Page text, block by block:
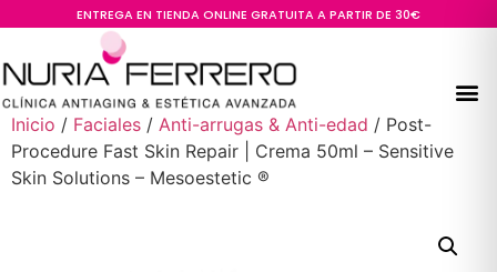
ENTREGA EN TIENDA ONLINE GRATUITA A PARTIR DE 30€
Inicio / Faciales / Anti-arrugas & Anti-edad / Post-
Procedure Fast Skin Repair | Crema 50ml – Sensitive
Skin Solutions – Mesoestetic ®